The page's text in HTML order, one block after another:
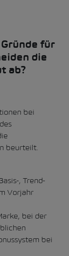
für
die
ab?
bei
beurteilt.
, Trend-
Vorjahr
bei der
bei